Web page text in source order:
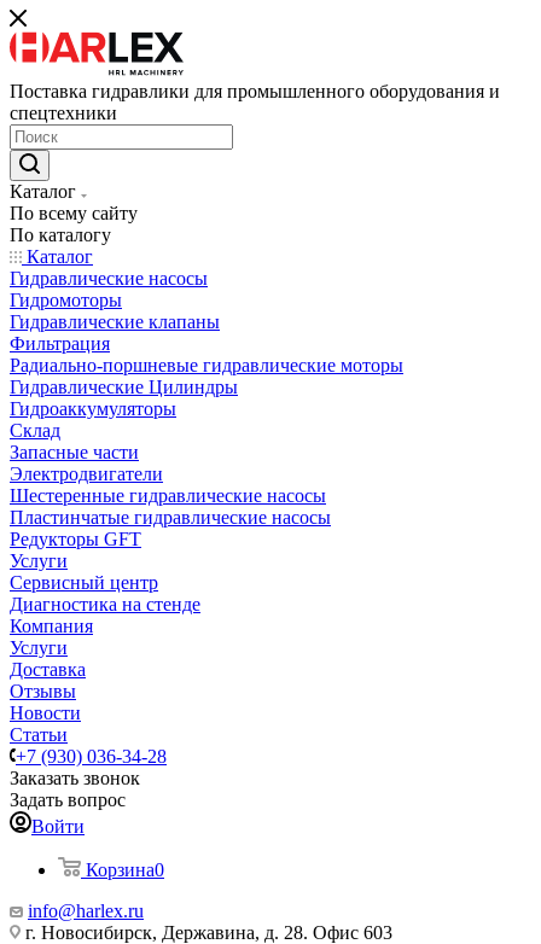
Поставка гидравлики для промышленного оборудования и
спецтехники
Каталог
По всему сайту
По каталогу
Каталог
Гидравлические насосы
Гидромоторы
Гидравлические клапаны
Фильтрация
Радиально-поршневые гидравлические моторы
Гидравлические Цилиндры
Гидроаккумуляторы
Склад
Запасные части
Электродвигатели
Шестеренные гидравлические насосы
Пластинчатые гидравлические насосы
Редукторы GFT
Услуги
Сервисный центр
Диагностика на стенде
Компания
Услуги
Доставка
Отзывы
Новости
Статьи
+7 (930) 036-34-28
Заказать звонок
Задать вопрос
Войти
Корзина0
info@harlex.ru
г. Новосибирск, Державина, д. 28. Офис 603